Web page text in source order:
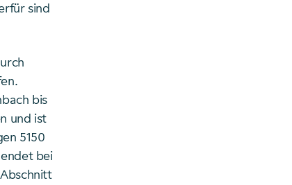
sind
bis
und ist
5150
bei